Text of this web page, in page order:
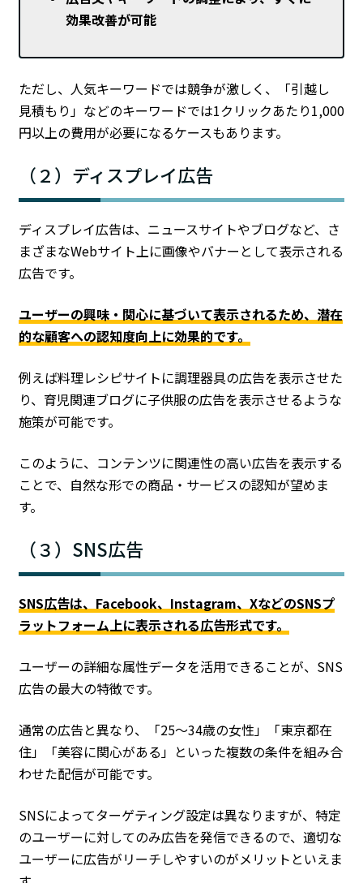
効果改善が可能
ただし、人気キーワードでは競争が激しく、「引越し
見積もり」などのキーワードでは1クリックあたり1,000
円以上の費用が必要になるケースもあります。
（２）ディスプレイ広告
ディスプレイ広告は、ニュースサイトやブログなど、さ
まざまなWebサイト上に画像やバナーとして表示される
広告です。
ユーザーの興味・関心に基づいて表示されるため、潜在
的な顧客への認知度向上に効果的です。
例えば料理レシピサイトに調理器具の広告を表示させた
り、育児関連ブログに子供服の広告を表示させるような
施策が可能です。
このように、コンテンツに関連性の高い広告を表示する
ことで、自然な形での商品・サービスの認知が望めま
す。
（３）SNS広告
SNS広告は、Facebook、Instagram、XなどのSNSプ
ラットフォーム上に表示される広告形式です。
ユーザーの詳細な属性データを活用できることが、SNS
広告の最大の特徴です。
通常の広告と異なり、「25〜34歳の女性」「東京都在
住」「美容に関心がある」といった複数の条件を組み合
わせた配信が可能です。
SNSによってターゲティング設定は異なりますが、特定
のユーザーに対してのみ広告を発信できるので、適切な
ユーザーに広告がリーチしやすいのがメリットといえま